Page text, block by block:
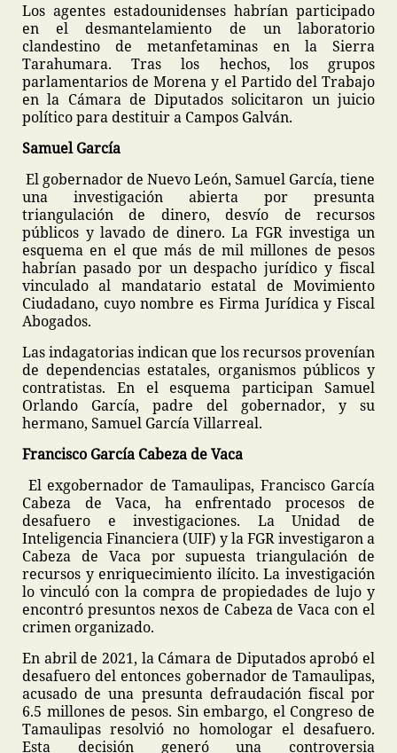
Los agentes estadounidenses habrían participado
en el desmantelamiento de un laboratorio
clandestino de metanfetaminas en la Sierra
Tarahumara. Tras los hechos, los grupos
parlamentarios de Morena y el Partido del Trabajo
en la Cámara de Diputados solicitaron un juicio
político para destituir a Campos Galván.
Samuel García
El gobernador de Nuevo León, Samuel García, tiene
una investigación abierta por presunta
triangulación de dinero, desvío de recursos
públicos y lavado de dinero. La FGR investiga un
esquema en el que más de mil millones de pesos
habrían pasado por un despacho jurídico y fiscal
vinculado al mandatario estatal de Movimiento
Ciudadano, cuyo nombre es Firma Jurídica y Fiscal
Abogados.
Las indagatorias indican que los recursos provenían
de dependencias estatales, organismos públicos y
contratistas. En el esquema participan Samuel
Orlando García, padre del gobernador, y su
hermano, Samuel García Villarreal.
Francisco García Cabeza de Vaca
El exgobernador de Tamaulipas, Francisco García
Cabeza de Vaca, ha enfrentado procesos de
desafuero e investigaciones. La Unidad de
Inteligencia Financiera (UIF) y la FGR investigaron a
Cabeza de Vaca por supuesta triangulación de
recursos y enriquecimiento ilícito. La investigación
lo vinculó con la compra de propiedades de lujo y
encontró presuntos nexos de Cabeza de Vaca con el
crimen organizado.
En abril de 2021, la Cámara de Diputados aprobó el
desafuero del entonces gobernador de Tamaulipas,
acusado de una presunta defraudación fiscal por
6.5 millones de pesos. Sin embargo, el Congreso de
Tamaulipas resolvió no homologar el desafuero.
Esta decisión generó una controversia